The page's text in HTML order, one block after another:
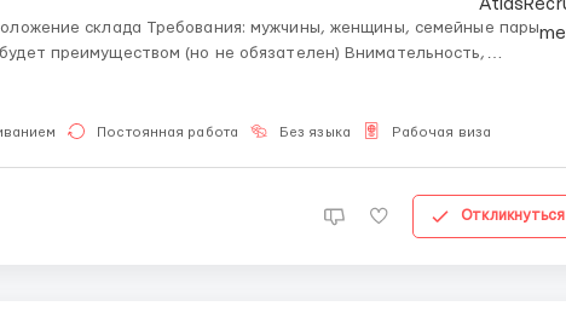
мужчины, женщины, семейные пары
(но не обязателен) Внимательность,
Постоянная работа Без языка Рабочая виза
Откликнуться